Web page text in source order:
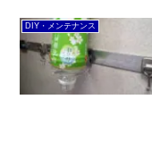
DIY・メンテナンス